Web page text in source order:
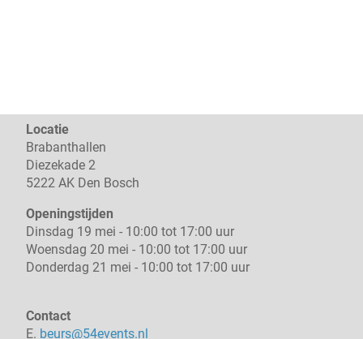
Locatie
Brabanthallen
Diezekade 2
5222 AK Den Bosch
Openingstijden
Dinsdag 19 mei - 10:00 tot 17:00 uur
Woensdag 20 mei - 10:00 tot 17:00 uur
Donderdag 21 mei - 10:00 tot 17:00 uur
Contact
E. beurs@54events.nl